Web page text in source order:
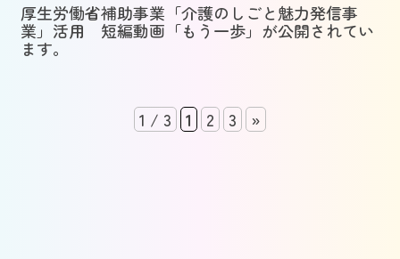
厚生労働省補助事業「介護のしごと魅力発信事
業」活用 短編動画「もう一歩」が公開されてい
ます。
1 / 3 1 2 3 »